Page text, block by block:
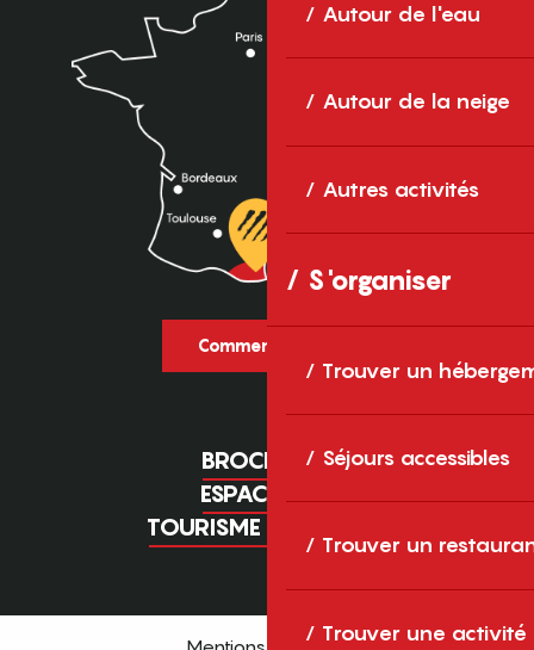
Autour de l'eau
Autour de la neige
Autres activités
S'organiser
Trouver un
Séjours accessibles
Trouver un
Trouver une activité
Comment venir ?
BROCHURES
ESPACE PRO
TOURISME D'AFFAIRES